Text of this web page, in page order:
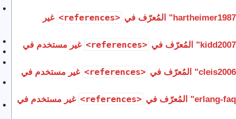
<references>
غير
<references>
غير مستخدم في
<references>
غير مستخدم في
<references>
غير مستخدم في